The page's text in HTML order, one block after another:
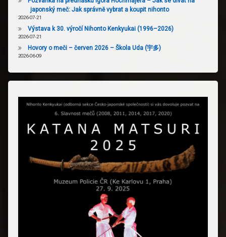
japonský meč: Jak správně vybrat a koupit nihonto
2026-07-21
Výstava k 30. výročí Nihonto Kenkyukai (1996–2026)
2026-07-21
Hovory o meči – červen 2026 – Škola Uda (宇多)
2026-06-09